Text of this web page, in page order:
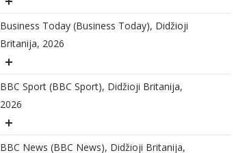
Business Today (Business Today), Didžioji
Britanija, 2026
BBC Sport (BBC Sport), Didžioji Britanija,
2026
BBC News (BBC News), Didžioji Britanija,